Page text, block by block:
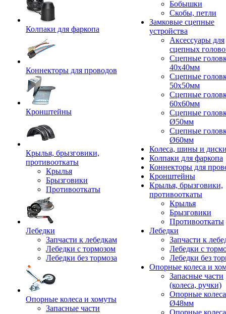
Колпаки для фаркопа
Коннекторы для проводов
Кронштейны
Крылья, брызговики,
противооткаты
Крылья
Брызговики
Противооткаты
Лебедки
Запчасти к лебедкам
Лебедки с тормозом
Лебедки без тормоза
Опорные колеса и хомуты
Запасные части
Бобышки
Скобы, петли
Замковые сцепные
устройства
Аксессуары для
сцепных
Сцепные
40x40мм
Сцепные
50x50мм
Сцепные
60x60мм
Сцепные
Ø50мм
Сцепные
Ø60мм
Колеса, шины и
Колпаки для фаркопа
Коннекторы для
Кронштейны
Крылья, брызговики,
противооткаты
Крылья
Брызговики
Противооткаты
Лебедки
Запчасти к
Лебедки с
Лебедки без
Опорные колеса и
Запасные части
(колеса, ручки)
Опорные колеса
Ø48мм
Опорные колеса